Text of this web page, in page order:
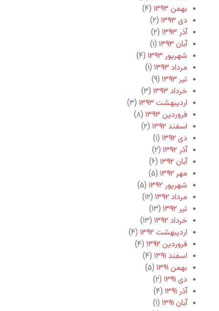
بهمن ۱۳۹۳
(۴)
دی ۱۳۹۳
(۲)
آذر ۱۳۹۳
(۲)
آبان ۱۳۹۳
(۱)
شهریور ۱۳۹۳
(۴)
مرداد ۱۳۹۳
(۱)
تیر ۱۳۹۳
(۹)
خرداد ۱۳۹۳
(۳)
اردیبهشت ۱۳۹۳
(۳)
فروردین ۱۳۹۳
(۸)
اسفند ۱۳۹۲
(۲)
دی ۱۳۹۲
(۱)
آذر ۱۳۹۲
(۲)
آبان ۱۳۹۲
(۶)
مهر ۱۳۹۲
(۵)
شهریور ۱۳۹۲
(۵)
مرداد ۱۳۹۲
(۱۲)
تیر ۱۳۹۲
(۱۳)
خرداد ۱۳۹۲
(۱۳)
اردیبهشت ۱۳۹۲
(۴)
فروردین ۱۳۹۲
(۴)
اسفند ۱۳۹۱
(۴)
بهمن ۱۳۹۱
(۵)
دی ۱۳۹۱
(۲)
آذر ۱۳۹۱
(۴)
آبان ۱۳۹۱
(۱)